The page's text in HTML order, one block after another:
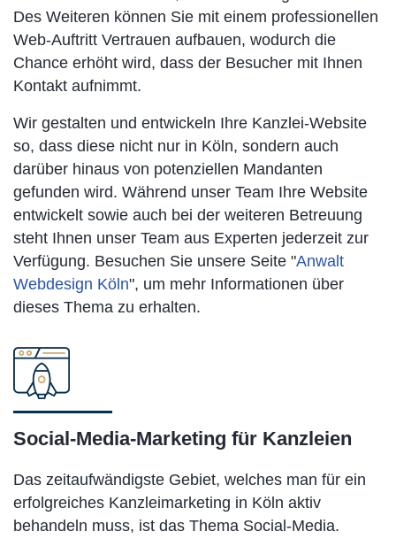
Des Weiteren können Sie mit einem professionellen
Web-Auftritt Vertrauen aufbauen, wodurch die
Chance erhöht wird, dass der Besucher mit Ihnen
Kontakt aufnimmt.
Wir gestalten und entwickeln Ihre Kanzlei-Website
so, dass diese nicht nur in Köln, sondern auch
darüber hinaus von potenziellen Mandanten
gefunden wird. Während unser Team Ihre Website
entwickelt sowie auch bei der weiteren Betreuung
steht Ihnen unser Team aus Experten jederzeit zur
Verfügung. Besuchen Sie unsere Seite "Anwalt
Webdesign Köln", um mehr Informationen über
dieses Thema zu erhalten.
Social-Media-Marketing für Kanzleien
Das zeitaufwändigste Gebiet, welches man für ein
erfolgreiches Kanzleimarketing in Köln aktiv
behandeln muss, ist das Thema Social-Media.